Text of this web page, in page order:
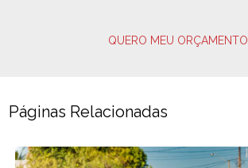
QUERO MEU ORÇAMENTO
Páginas Relacionadas